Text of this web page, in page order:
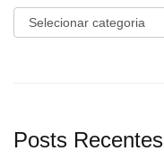
Categorias
Posts Recentes